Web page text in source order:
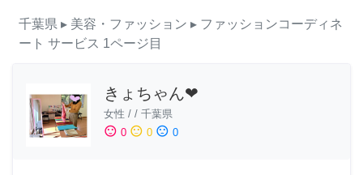
千葉県 ▸ 美容・ファッション ▸ ファッションコーディネ
ート サービス 1ページ目
きょちゃん❤︎
女性 / / 千葉県
sentiment_satisfied 0 sentiment_neutral 0 sentiment_dissatisfied 0